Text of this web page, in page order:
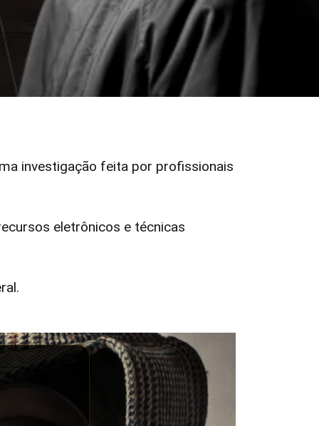
investigação feita por profissionais
eletrônicos e técnicas